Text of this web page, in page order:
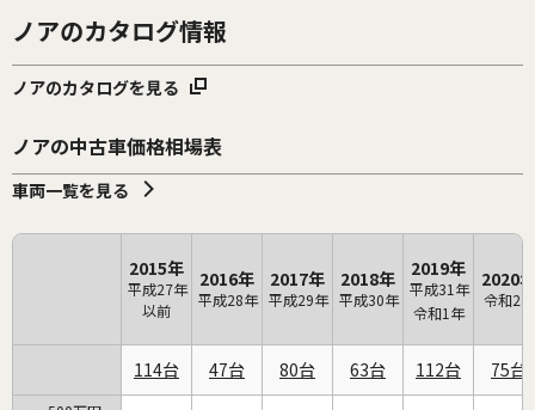
ノアのカタログ情報
ノアのカタログを見る
ノアの中古車価格相場表
車両一覧を見る
2015年
平成27年
以前
2016年
平成28年
2017年
平成29年
2018年
平成30年
2019年
平成31年
令和1年
2020年
令和2年
114 47 80 63 112 75